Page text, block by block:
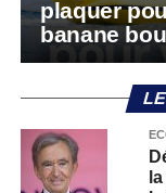
plaquer
banane